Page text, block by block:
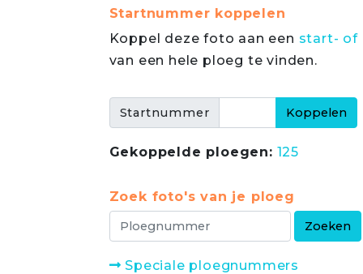
Startnummer koppelen
Koppel deze foto aan een start- of
van een hele ploeg te vinden.
Startnummer
Gekoppelde ploegen: 125
Zoek foto's van je ploeg
Speciale ploegnummers